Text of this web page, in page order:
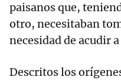
paisanos que,
otro, necesitaban
necesidad de acudir a
Descritos los